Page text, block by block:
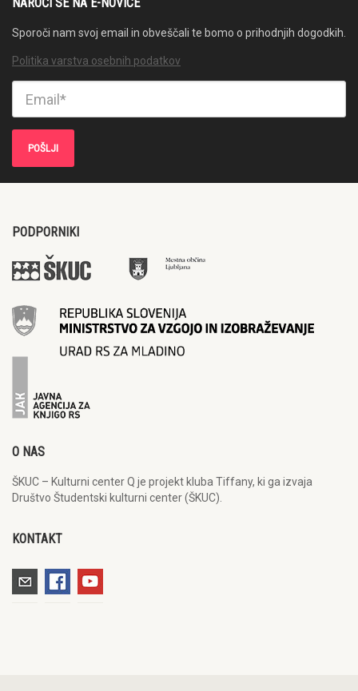
Sporoči nam svoj email in obveščali te bomo o prihodnjih dogodkih.
Politika varstva osebnih podatkov
PODPORNIKI
O NAS
ŠKUC – Kulturni center Q je projekt kluba Tiffany, ki ga izvaja
Društvo Študentski kulturni center (ŠKUC).
KONTAKT